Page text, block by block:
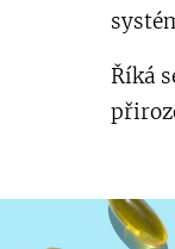
Říká